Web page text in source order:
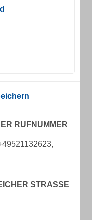
RUFNUMMER
STRASSE